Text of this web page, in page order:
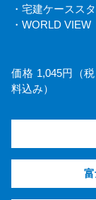
・宅建ケースス
・WORLD VIEW
価格 1,045円（
料込み）